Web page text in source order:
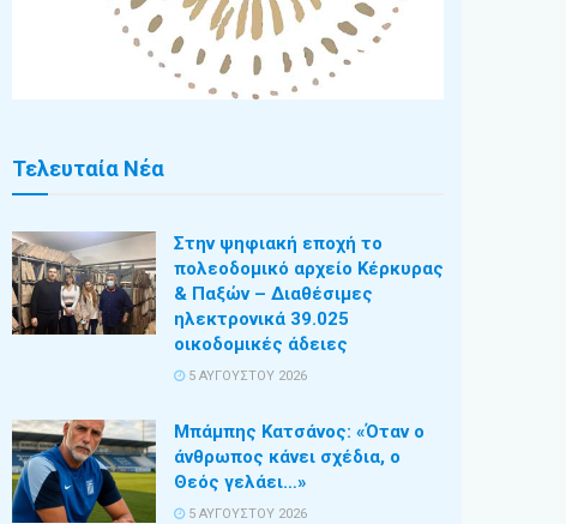
Τελευταία Νέα
Στην ψηφιακή εποχή το
πολεοδομικό αρχείο Κέρκυρας
& Παξών – Διαθέσιμες
ηλεκτρονικά 39.025
οικοδομικές άδειες
5 ΑΥΓΟΎΣΤΟΥ 2026
Μπάμπης Κατσάνος: «Όταν ο
άνθρωπος κάνει σχέδια, ο
Θεός γελάει…»
5 ΑΥΓΟΎΣΤΟΥ 2026